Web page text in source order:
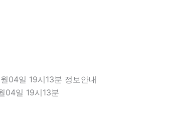
04일 19시13분 정보안내
04일 19시13분